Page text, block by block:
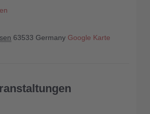
63533 Germany Google Karte